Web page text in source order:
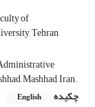
of
Tehran,
Mashhad, Iran.
چکیده
English